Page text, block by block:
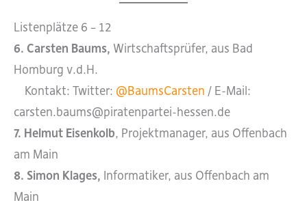
Listenplätze 6 – 12
6. Carsten Baums, Wirtschaftsprüfer, aus Bad
Homburg v.d.H.
Kontakt: Twitter: @BaumsCarsten / E-Mail:
carsten.baums@piratenpartei-hessen.de
7. Helmut Eisenkolb, Projektmanager, aus Offenbach
am Main
8. Simon Klages, Informatiker, aus Offenbach am
Main